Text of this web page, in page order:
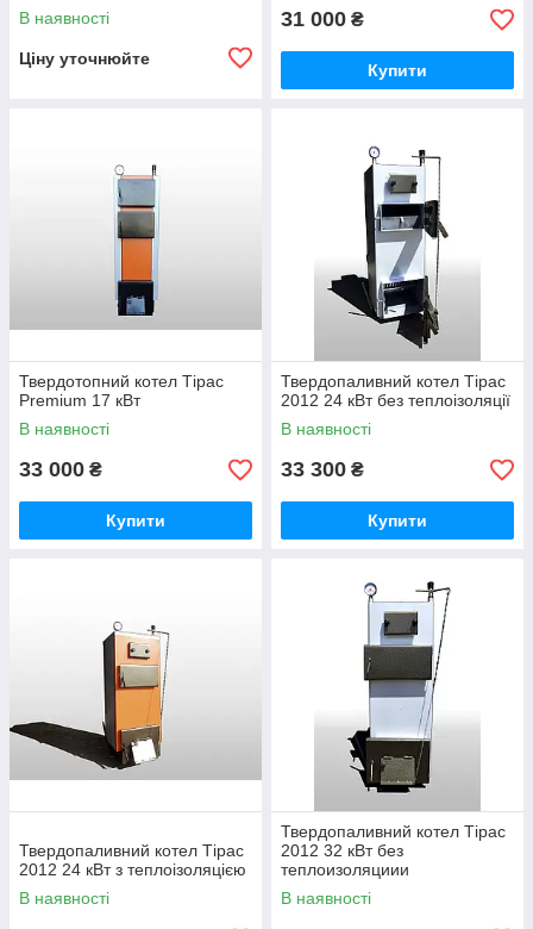
В наявності
Ціну уточнюйте
31 000 ₴
Купити
Твердотопний котел Тірас
Premium 17 кВт
В наявності
33 000 ₴
Купити
Твердопаливний котел Тірас
2012 24 кВт без теплоізоляції
В наявності
33 300 ₴
Купити
Твердопаливний котел Тірас
2012 24 кВт з теплоізоляцією
В наявності
Твердопаливний котел Тірас
2012 32 кВт без
теплоизоляциии
В наявності